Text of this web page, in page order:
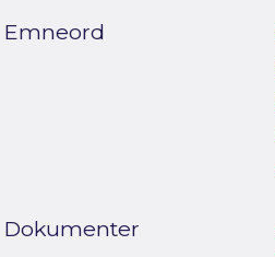
Emneord
Dokumenter